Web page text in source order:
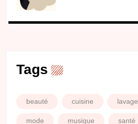
Tags
beauté cuisine lavage
mode musique santé